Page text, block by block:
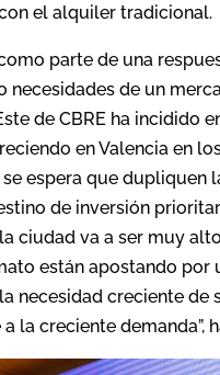
el alquiler tradicional.
parte de una
necesidades de un
de CBRE ha incidido
en Valencia en
espera que dupliquen
de inversión
ciudad va a ser muy
están apostando
necesidad creciente de
la creciente demanda”,